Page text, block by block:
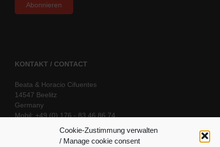
Cookie-Zustimmung verwalten
/ Manage cookie consent
KONTAKT / CONTACT
Beata & Horacio Cifuentes
14547 Beelitz
Germany
Mobil: +49 (0) 176 - 83 46 86 74